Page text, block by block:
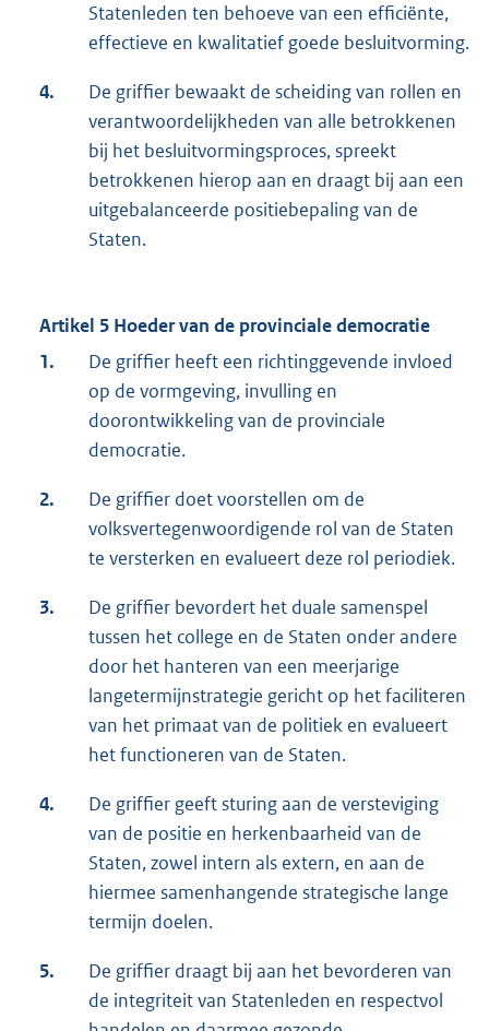
Statenleden ten behoeve van een efficiënte,
effectieve en kwalitatief goede besluitvorming.
4.
De griffier bewaakt de scheiding van rollen en
verantwoordelijkheden van alle betrokkenen
bij het besluitvormingsproces, spreekt
betrokkenen hierop aan en draagt bij aan een
uitgebalanceerde positiebepaling van de
Staten.
Artikel 5 Hoeder van de provinciale democratie
1.
De griffier heeft een richtinggevende invloed
op de vormgeving, invulling en
doorontwikkeling van de provinciale
democratie.
2.
De griffier doet voorstellen om de
volksvertegenwoordigende rol van de Staten
te versterken en evalueert deze rol periodiek.
3.
De griffier bevordert het duale samenspel
tussen het college en de Staten onder andere
door het hanteren van een meerjarige
langetermijnstrategie gericht op het faciliteren
van het primaat van de politiek en evalueert
het functioneren van de Staten.
4.
De griffier geeft sturing aan de versteviging
van de positie en herkenbaarheid van de
Staten, zowel intern als extern, en aan de
hiermee samenhangende strategische lange
termijn doelen.
5.
De griffier draagt bij aan het bevorderen van
de integriteit van Statenleden en respectvol